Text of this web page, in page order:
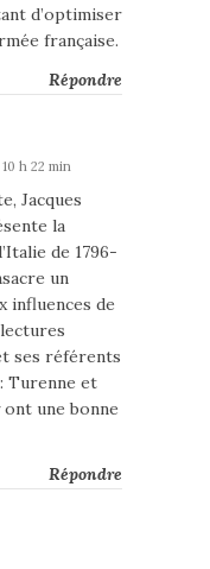
d’optimiser
française.
Répondre
h 22 min
Jacques
la
de 1796-
un
influences de
ses référents
Turenne et
une bonne
Répondre